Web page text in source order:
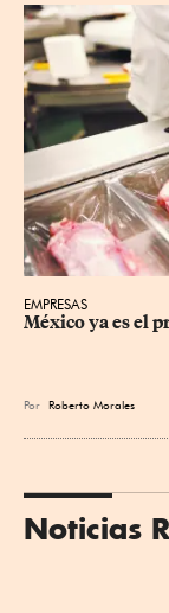
EMPRESAS
México ya es el
Por Roberto Morales
Noticias